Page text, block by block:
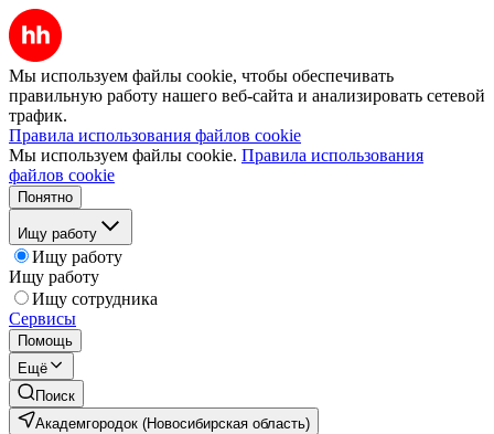
Мы используем файлы cookie, чтобы обеспечивать
правильную работу нашего веб-сайта и анализировать сетевой
трафик.
Правила использования файлов cookie
Мы используем файлы cookie. Правила использования
файлов cookie
Понятно
Ищу работу
Ищу работу
Ищу работу
Ищу сотрудника
Сервисы
Помощь
Ещё
Поиск
Академгородок (Новосибирская область)